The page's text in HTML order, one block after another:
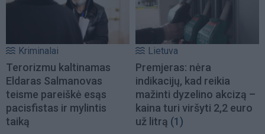
Kriminalai
Terorizmu kaltinamas
Eldaras Salmanovas
teisme pareiškė esąs
pacisfistas ir mylintis
taiką
Lietuva
Premjeras: nėra
indikacijų, kad reikia
mažinti dyzelino akcizą –
kaina turi viršyti 2,2 euro
už litrą (1)